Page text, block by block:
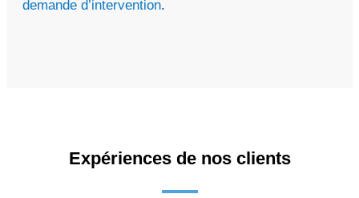
demande d’intervention.
Expériences de nos clients